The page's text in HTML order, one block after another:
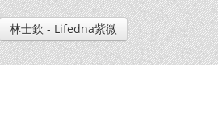
林士欽 - Lifedna紫微